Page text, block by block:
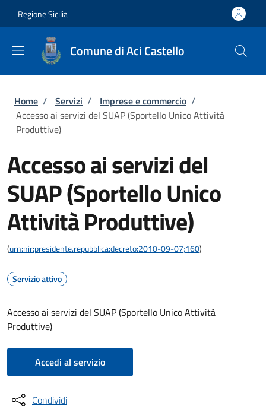
Regione Sicilia
Comune di Aci Castello
Briciole di pane
Home / Servizi / Imprese e commercio /
Accesso ai servizi del SUAP (Sportello Unico Attività
Produttive)
Accesso ai servizi del
SUAP (Sportello Unico
Attività Produttive)
(urn:nir:presidente.repubblica:decreto:2010-09-07;160)
Servizio attivo
Accesso ai servizi del SUAP (Sportello Unico Attività
Produttive)
Accedi al servizio
Condividi